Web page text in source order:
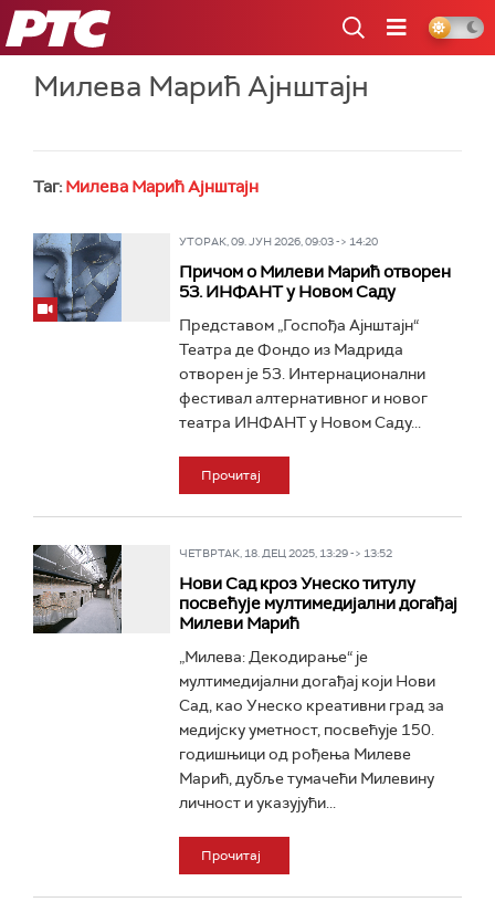
РТС
Милева Марић Ајнштајн
Таг: Милева Марић Ајнштајн
УТОРАК, 09. ЈУН 2026, 09:03 -> 14:20
Причом о Милеви Марић отворен
53. ИНФАНТ у Новом Саду
Представом „Госпођа Ајнштајн“
Театра де Фондо из Мадрида
отворен је 53. Интернационални
фестивал алтернативног и новог
театра ИНФАНТ у Новом Саду...
Прочитај
ЧЕТВРТАК, 18. ДЕЦ 2025, 13:29 -> 13:52
Нови Сад кроз Унеско титулу
посвећује мултимедијални догађај
Милеви Марић
„Милева: Декодирање“ је
мултимедијални догађај који Нови
Сад, као Унеско креативни град за
медијску уметност, посвећује 150.
годишњици од рођења Милеве
Марић, дубље тумачећи Милевину
личност и указујући...
Прочитај